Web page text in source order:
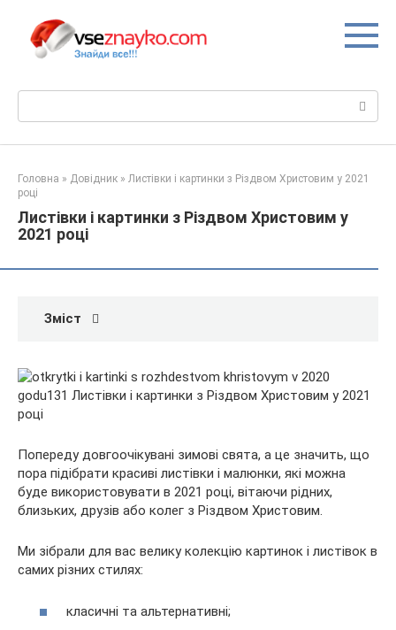
вмісту
Головна » Довідник » Листівки і картинки з Різдвом Христовим у 2021
році
Листівки і картинки з Різдвом Христовим у
2021 році
Зміст
Попереду довгоочікувані зимові свята, а це значить, що
пора підібрати красиві листівки і малюнки, які можна
буде використовувати в 2021 році, вітаючи рідних,
близьких, друзів або колег з Різдвом Христовим.
Ми зібрали для вас велику колекцію картинок і листівок в
самих різних стилях:
класичні та альтернативні;